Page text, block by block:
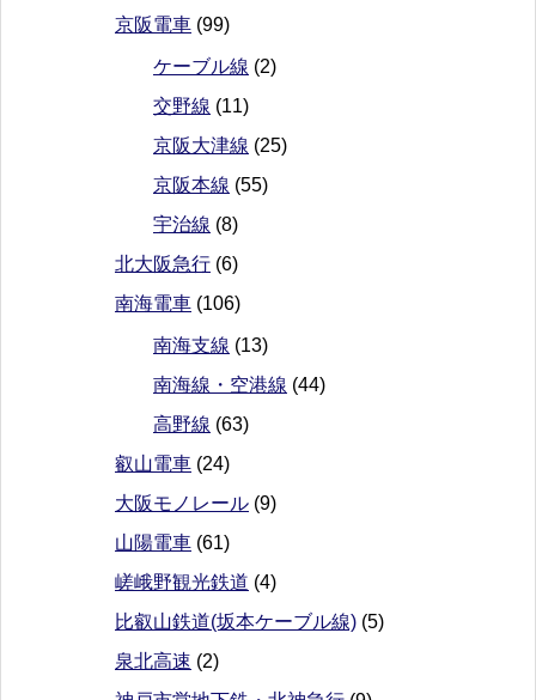
京阪電車 (99)
ケーブル線 (2)
交野線 (11)
京阪大津線 (25)
京阪本線 (55)
宇治線 (8)
北大阪急行 (6)
南海電車 (106)
南海支線 (13)
南海線・空港線 (44)
高野線 (63)
叡山電車 (24)
大阪モノレール (9)
山陽電車 (61)
嵯峨野観光鉄道 (4)
比叡山鉄道(坂本ケーブル線) (5)
泉北高速 (2)